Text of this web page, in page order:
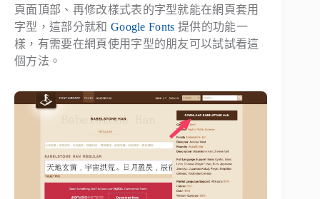
頁面頂部、再修改樣式表的字型就能在網頁套用
字型，這部分就和 Google Fonts 提供的功能一
樣，有需要在網頁使用字型的朋友可以試試看這
個方法。